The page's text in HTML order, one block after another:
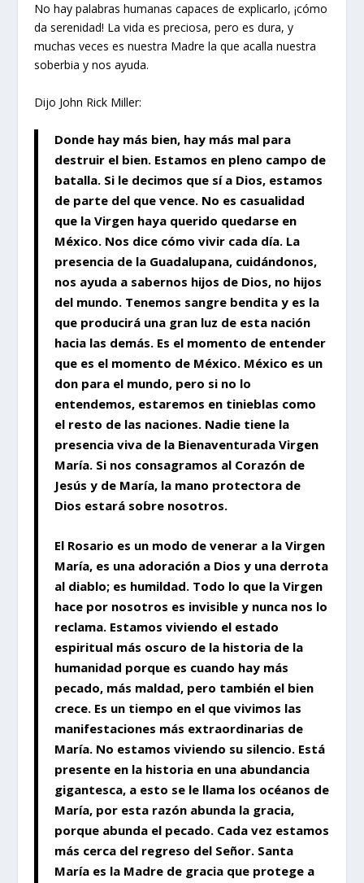
No hay palabras humanas capaces de explicarlo, ¡cómo
da serenidad! La vida es preciosa, pero es dura, y
muchas veces es nuestra Madre la que acalla nuestra
soberbia y nos ayuda.
Dijo John Rick Miller:
Donde hay más bien, hay más mal para
destruir el bien. Estamos en pleno campo de
batalla. Si le decimos que sí a Dios, estamos
de parte del que vence. No es casualidad
que la Virgen haya querido quedarse en
México. Nos dice cómo vivir cada día. La
presencia de la Guadalupana, cuidándonos,
nos ayuda a sabernos hijos de Dios, no hijos
del mundo. Tenemos sangre bendita y es la
que producirá una gran luz de esta nación
hacia las demás. Es el momento de entender
que es el momento de México. México es un
don para el mundo, pero si no lo
entendemos, estaremos en tinieblas como
el resto de las naciones. Nadie tiene la
presencia viva de la Bienaventurada Virgen
María. Si nos consagramos al Corazón de
Jesús y de María, la mano protectora de
Dios estará sobre nosotros.
El Rosario es un modo de venerar a la Virgen
María, es una adoración a Dios y una derrota
al diablo; es humildad. Todo lo que la Virgen
hace por nosotros es invisible y nunca nos lo
reclama. Estamos viviendo el estado
espiritual más oscuro de la historia de la
humanidad porque es cuando hay más
pecado, más maldad, pero también el bien
crece. Es un tiempo en el que vivimos las
manifestaciones más extraordinarias de
María. No estamos viviendo su silencio. Está
presente en la historia en una abundancia
gigantesca, a esto se le llama los océanos de
María, por esta razón abunda la gracia,
porque abunda el pecado. Cada vez estamos
más cerca del regreso del Señor. Santa
María es la Madre de gracia que protege a